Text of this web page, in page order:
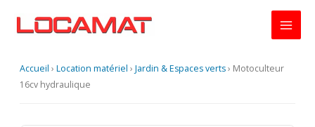
Accueil › Location matériel › Jardin & Espaces verts› Motoculteur
16cv hydraulique